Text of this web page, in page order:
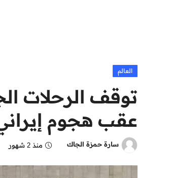
منوعات
العالم
توقف الرحلات
عقب هجوم
سارة حمزة الجاك منذ 2 شهور